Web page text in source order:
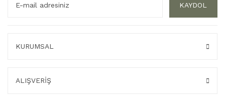
KAYDOL
KURUMSAL
ALIŞVERİŞ